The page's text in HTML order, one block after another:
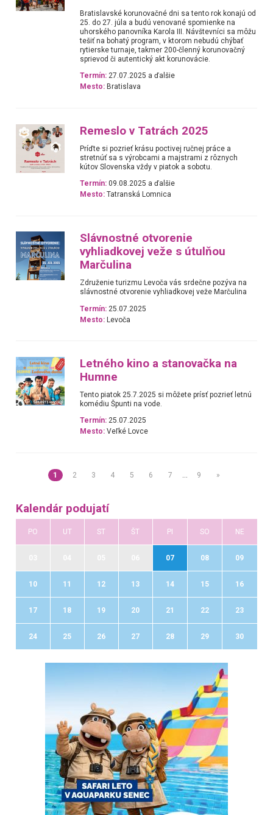
Bratislavské korunovačné dni sa tento rok konajú od
25. do 27. júla a budú venované spomienke na
uhorského panovníka Karola III. Návštevníci sa môžu
tešiť na bohatý program, v ktorom nebudú chýbať
rytierske turnaje, takmer 200-členný korunovačný
sprievod či autentický akt korunovácie.
Termín: 27.07.2025 a ďalšie
Mesto: Bratislava
Remeslo v Tatrách 2025
Príďte si pozrieť krásu poctivej ručnej práce a
stretnúť sa s výrobcami a majstrami z rôznych
kútov Slovenska vždy v piatok a sobotu.
Termín: 09.08.2025 a ďalšie
Mesto: Tatranská Lomnica
Slávnostné otvorenie
vyhliadkovej veže s útulňou
Marčulina
Združenie turizmu Levoča vás srdečne pozýva na
slávnostné otvorenie vyhliadkovej veže Marčulina
Termín: 25.07.2025
Mesto: Levoča
Letného kino a stanovačka na
Humne
Tento piatok 25.7.2025 si môžete prísť pozrieť letnú
komédiu Špunti na vode.
Termín: 25.07.2025
Mesto: Veľké Lovce
1 2 3 4 5 6 7 9 »
Kalendár podujatí
PO UT ST ŠT PI SO NE
07 08 09
10 11 12 13 14 15 16
17 18 19 20 21 22 23
24 25 26 27 28 29 30